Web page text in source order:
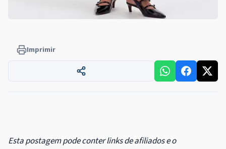
Imprimir
Esta postagem pode conter links de afiliados e o